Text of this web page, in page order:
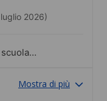
2026)
e
Mostra di più